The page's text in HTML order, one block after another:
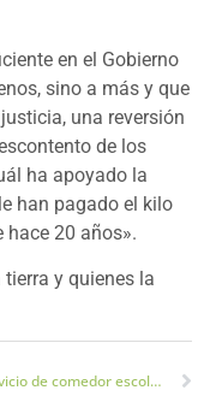
en el Gobierno
sino a más y que
una reversión
de los
ha apoyado la
han pagado el kilo
hace 20 años».
tierra y quienes la
El servicio de comedor escolar vuelve a funcionar